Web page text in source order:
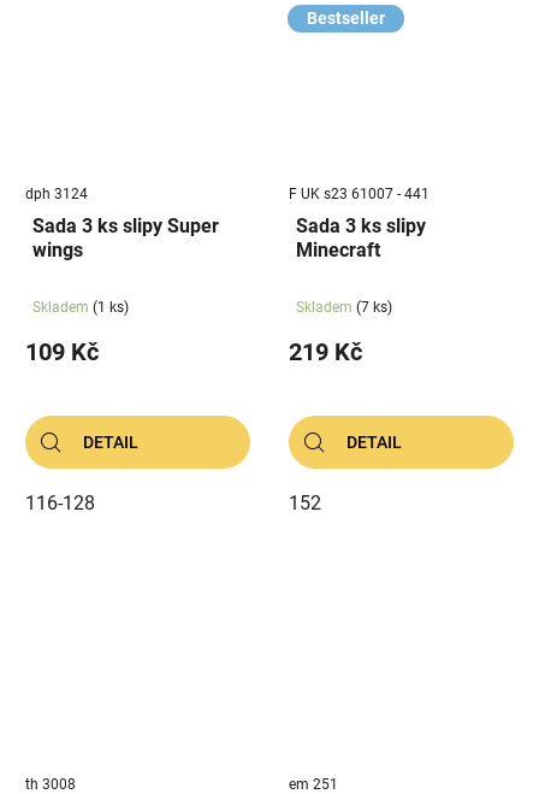
dph 3124
Sada 3 ks slipy Super
wings
Skladem (1 ks)
109 Kč
DETAIL
116-128
Bestseller
F UK s23 61007 - 441
Sada 3 ks slipy
Minecraft
Skladem (7 ks)
219 Kč
DETAIL
152
th 3008 em 251